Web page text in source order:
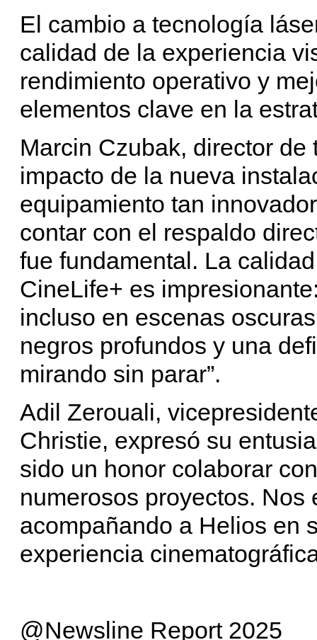
El cambio a tecnología
calidad de la experiencia
rendimiento operativo y
elementos clave en la
Marcin Czubak, director
impacto de la nueva
equipamiento tan
contar con el respaldo
fue fundamental. La
CineLife+ es
incluso en escenas
negros profundos y una
mirando sin parar”.
Adil Zerouali,
Christie, expresó su
sido un honor colaborar
numerosos proyectos. Nos
acompañando a Helios en
experiencia
@Newsline Report 2025